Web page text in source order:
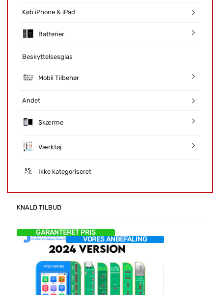
Køb iPhone & iPad
Batterier
Beskyttelsesglas
Mobil Tilbehør
Andet
Skærme
Værktøj
Ikke kategoriseret
KNALD TILBUD
GARANTERET PRIS
VORES ANBEFALING